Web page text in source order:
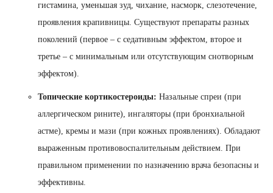
гистамина, уменьшая зуд, чихание, насморк, слезотечение,
проявления крапивницы. Существуют препараты разных
поколений (первое – с седативным эффектом, второе и
третье – с минимальным или отсутствующим снотворным
эффектом).
Топические кортикостероиды: Назальные спреи (при
аллергическом рините), ингаляторы (при бронхиальной
астме), кремы и мази (при кожных проявлениях). Обладают
выраженным противовоспалительным действием. При
правильном применении по назначению врача безопасны и
эффективны.